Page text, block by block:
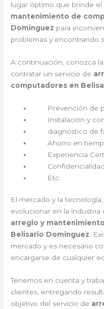
lugar óptimo que brinde el
mantenimiento de
Dominguez para
problemas y encontrando
A continuación, conozca
contratar un servicio de
computadores en
Prevención de
Instalación y
diagnóstico de
Ahorro en
Experiencia
Confidencialidad
Etc.
El mercado y la
evolucionar en la
arreglo y
Belisario Dominguez.
mercado y es necesario
encargarse de cualquier
Tenemos en cuenta y
clientes, entregando
objetivo del servicio de